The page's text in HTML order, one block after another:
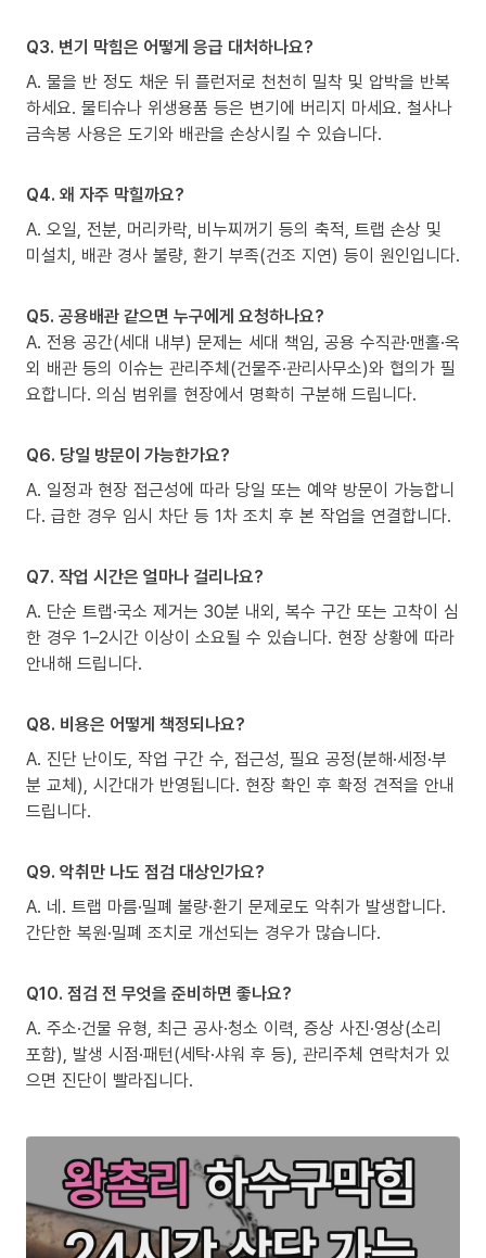
Q3. 변기 막힘은 어떻게 응급 대처하나요?
A. 물을 반 정도 채운 뒤 플런저로 천천히 밀착 및 압박을 반복
하세요. 물티슈나 위생용품 등은 변기에 버리지 마세요. 철사나
금속봉 사용은 도기와 배관을 손상시킬 수 있습니다.
Q4. 왜 자주 막힐까요?
A. 오일, 전분, 머리카락, 비누찌꺼기 등의 축적, 트랩 손상 및
미설치, 배관 경사 불량, 환기 부족(건조 지연) 등이 원인입니다.
Q5. 공용배관 같으면 누구에게 요청하나요?
A. 전용 공간(세대 내부) 문제는 세대 책임, 공용 수직관·맨홀·옥
외 배관 등의 이슈는 관리주체(건물주·관리사무소)와 협의가 필
요합니다. 의심 범위를 현장에서 명확히 구분해 드립니다.
Q6. 당일 방문이 가능한가요?
A. 일정과 현장 접근성에 따라 당일 또는 예약 방문이 가능합니
다. 급한 경우 임시 차단 등 1차 조치 후 본 작업을 연결합니다.
Q7. 작업 시간은 얼마나 걸리나요?
A. 단순 트랩·국소 제거는 30분 내외, 복수 구간 또는 고착이 심
한 경우 1–2시간 이상이 소요될 수 있습니다. 현장 상황에 따라
안내해 드립니다.
Q8. 비용은 어떻게 책정되나요?
A. 진단 난이도, 작업 구간 수, 접근성, 필요 공정(분해·세정·부
분 교체), 시간대가 반영됩니다. 현장 확인 후 확정 견적을 안내
드립니다.
Q9. 악취만 나도 점검 대상인가요?
A. 네. 트랩 마름·밀폐 불량·환기 문제로도 악취가 발생합니다.
간단한 복원·밀폐 조치로 개선되는 경우가 많습니다.
Q10. 점검 전 무엇을 준비하면 좋나요?
A. 주소·건물 유형, 최근 공사·청소 이력, 증상 사진·영상(소리
포함), 발생 시점·패턴(세탁·샤워 후 등), 관리주체 연락처가 있
으면 진단이 빨라집니다.